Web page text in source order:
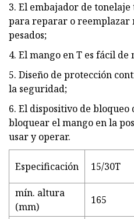
3. El embajador de
para reparar o reemplazar
pesados;
4. El mango en T es fácil
5. Diseño de protección
la seguridad;
6. El dispositivo de
bloquear el mango en la
usar y operar.
Especificación 15/30T
mín. altura
(mm)
165